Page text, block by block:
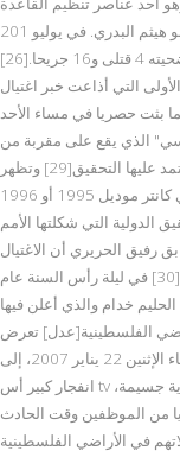
المدعو هيثم البدري. في يوليو 201 al arrabia 0 تبنى تنظيم القاعدة المسؤولية عن
تفجير انتحاري استهدف مكتب العربية في بغداد وراح ضحيته 4 قتلى و16 جريحا.[26]
التي أذاعت خبر اغتيال
اللبناني السابق رفيق الحريري،[27][28] كما بثت حصريا في مساء الأحد
بي سي" الذي يقع على مقربة من
فندق سان جورج في بيروت حيث وقع الانفجار، والتي اعتمد عليها التحقيق[29] وتظهر
فيها سيارة مشتبه بها بيك أب بيضاء من نوع ميتسوبيشي كانتر موديل 1995 أو 1996
الدولية التي شكلتها الأمم
رفيق الحريري أن الاغتيال
تم بواسطة الشاحنة الميتسوبيشي البيضاء بعد تفخيخها.[30] في ليلة رأس السنة عام
الحليم خدام والذي أعلن فيها
النظام السوري.[31] في الأراضي الفلسطينية[عدل] تعرض
مكتب قناة العربية في غزة، في ساعة متأخرة من مساء الإثنين 22 يناير 2007، إلى
انفجار كبير أس tv ال قناة العربية مباشر البث الحي عرب فر عن أضرار مادية جسيمة،
من الموظفين وقت الحادث
في الأراضي الفلسطينية